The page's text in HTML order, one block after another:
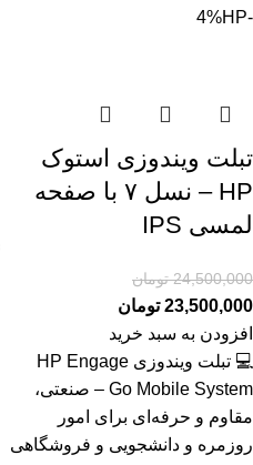
-4%
HP
تبلت ویندوزی استوک
HP – نسل ۷ با صفحه
لمسی IPS
24,500,000 تومان
23,500,000 تومان
افزودن به سبد خرید
💻 تبلت ویندوزی HP Engage
Go Mobile System – صنعتی،
مقاوم و حرفه‌ای برای امور
روزمره و دانشجویی و فروشگاهی